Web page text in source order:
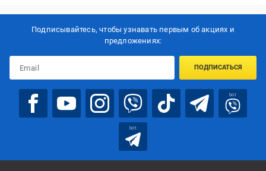
Подписывайтесь, чтобы узнавать первым об акцияx и
предложениях:
ПОДПИСАТЬСЯ
bot
bot